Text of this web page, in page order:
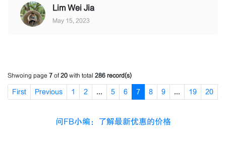
Lim Wei Jia
May 15, 2023
Shwoing page 7 of20 with total 286 record(s)
First Previous 1 2 ... 5 6 7 8 9 ... 19 20
问FB小编：了解最新优惠的价格